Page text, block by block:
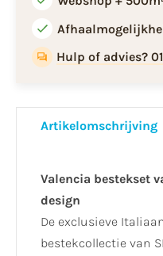
Hulp of advies?
Artikelomschrijving
Valencia bestekset
design
De exclusieve
bestekcollectie van